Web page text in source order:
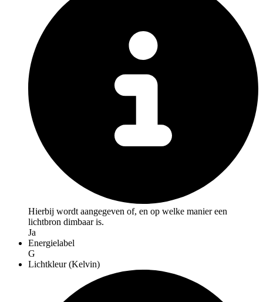
Hierbij wordt aangegeven of, en op welke manier een
lichtbron dimbaar is.
Ja
Energielabel
G
Lichtkleur (Kelvin)